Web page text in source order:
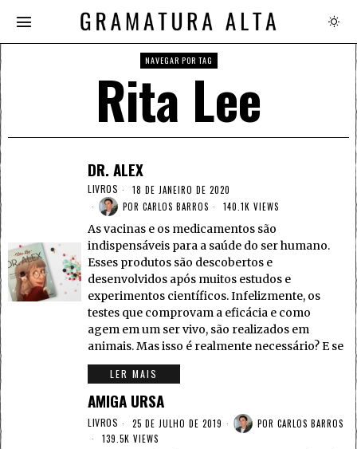
NAVEGAR POR TAG
Rita Lee
DR. ALEX
LIVROS
18 DE JANEIRO DE 2020
POR CARLOS BARROS 140.1K VIEWS
As vacinas e os medicamentos são
indispensáveis para a saúde do ser humano.
Esses produtos são descobertos e
desenvolvidos após muitos estudos e
experimentos científicos. Infelizmente, os
testes que comprovam a eficácia e como
agem em um ser vivo, são realizados em
animais. Mas isso é realmente necessário? E se
LER MAIS
AMIGA URSA
LIVROS 25 DE JULHO DE 2019 POR CARLOS BARROS
139.5K VIEWS